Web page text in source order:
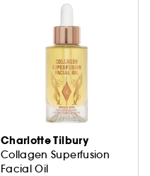
Charlotte Tilbury
Collagen Superfusion
Facial Oil